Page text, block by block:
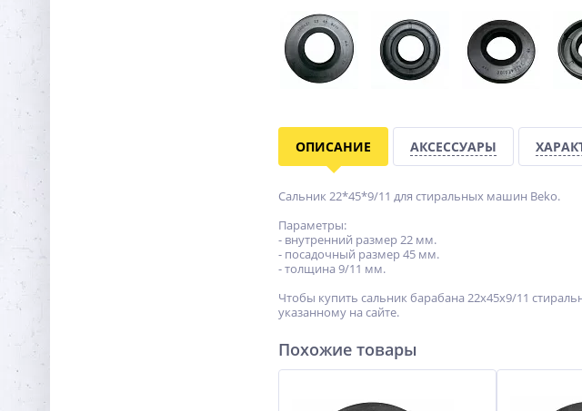
ОПИСАНИЕ АКСЕССУАРЫ
Сальник 22*45*9/11 для стиральных машин Beko.
Параметры:
- внутренний размер 22 мм.
- посадочный размер 45 мм.
- толщина 9/11 мм.
Чтобы купить сальник барабана 22x45x9/11
указанному на сайте.
Похожие товары